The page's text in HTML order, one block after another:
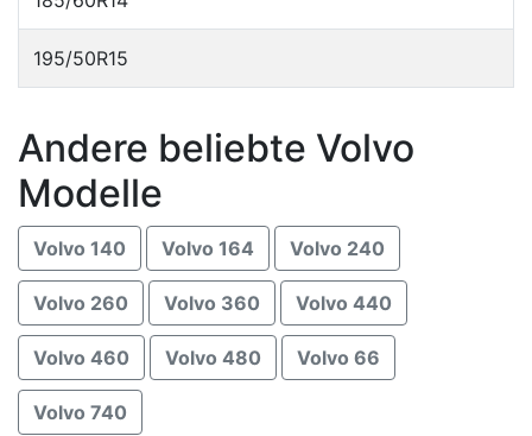
195/50R15
Andere beliebte Volvo
Modelle
Volvo 140 Volvo 164 Volvo 240
Volvo 260 Volvo 360 Volvo 440
Volvo 460 Volvo 480 Volvo 66
Volvo 740